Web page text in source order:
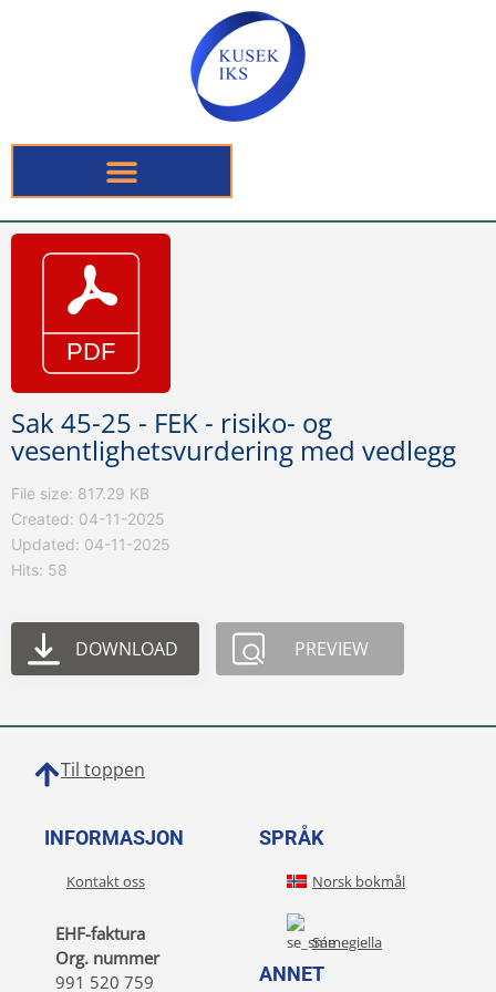
Sak 45-25 - FEK - risiko- og
vesentlighetsvurdering med vedlegg
File size: 817.29 KB
Created: 04-11-2025
Updated: 04-11-2025
Hits: 58
DOWNLOAD PREVIEW
Til toppen
INFORMASJON
Kontakt oss
EHF-faktura
Org. nummer
991 520 759
SPRÅK
Norsk bokmål
Sámegiella
ANNET